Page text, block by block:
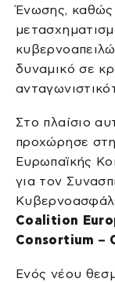
Ένωσης, καθώς
δυναμικό σε
Στο πλαίσιο
προχώρησε
Ευρωπαϊκής
για τον
Coalition
Consortium –
Ενός νέου